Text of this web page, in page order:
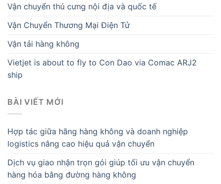
Vận chuyển thú cưng nội địa và quốc tế
Vận Chuyển Thương Mại Điện Tử
Vận tải hàng không
Vietjet is about to fly to Con Dao via Comac ARJ2
ship
BÀI VIẾT MỚI
Hợp tác giữa hãng hàng không và doanh nghiệp
logistics nâng cao hiệu quả vận chuyển
Dịch vụ giao nhận trọn gói giúp tối ưu vận chuyển
hàng hóa bằng đường hàng không